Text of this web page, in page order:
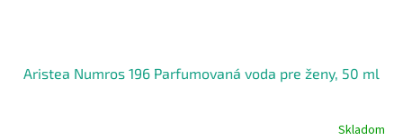
Aristea Numros 196 Parfumovaná voda pre ženy, 50 ml
Skladom